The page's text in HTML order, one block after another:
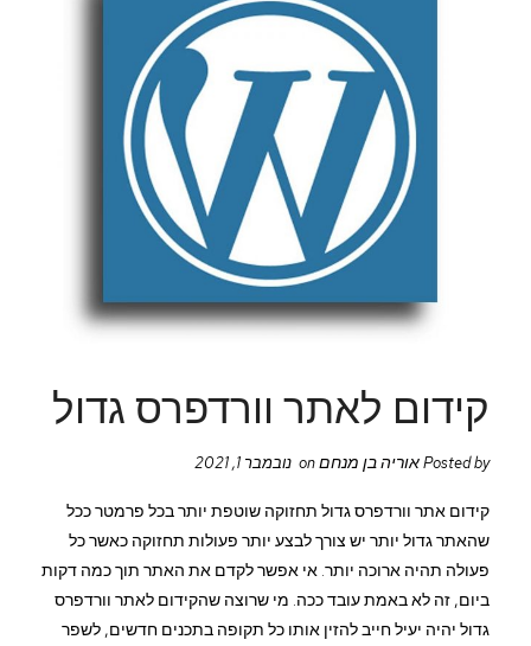
קידום לאתר וורדפרס גדול
Posted byאוריה בן מנחם
קידום אתר וורדפרס גדול תחזוקה שוטפת יותר בכל פרמטר ככל
שהאתר גדול יותר יש צורך לבצע יותר פעולות תחזוקה כאשר כל
פעולה תהיה ארוכה יותר. אי אפשר לקדם את האתר תוך כמה דקות
ביום, זה לא באמת עובד ככה. מי שרוצה שהקידום לאתר וורדפרס
גדול יהיה יעיל חייב להזין אותו כל תקופה בתכנים חדשים, לשפר